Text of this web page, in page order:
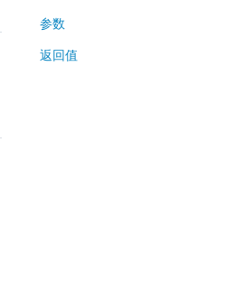
参数
返回值